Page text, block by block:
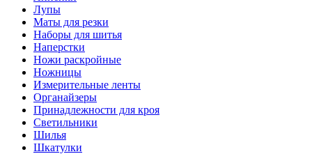
Лупы
Маты для резки
Наборы для шитья
Наперстки
Ножи раскройные
Ножницы
Измерительные ленты
Органайзеры
Принадлежности для кроя
Светильники
Шилья
Шкатулки